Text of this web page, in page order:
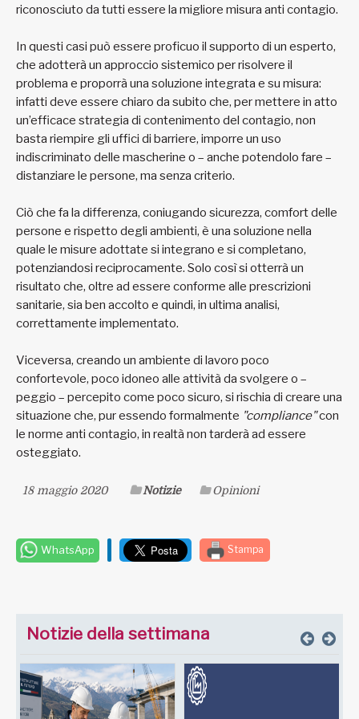
riconosciuto da tutti essere la migliore misura anti contagio.
In questi casi può essere proficuo il supporto di un esperto,
che adotterà un approccio sistemico per risolvere il
problema e proporrà una soluzione integrata e su misura:
infatti deve essere chiaro da subito che, per mettere in atto
un’efficace strategia di contenimento del contagio, non
basta riempire gli uffici di barriere, imporre un uso
indiscriminato delle mascherine o – anche potendolo fare –
distanziare le persone, ma senza criterio.
Ciò che fa la differenza, coniugando sicurezza, comfort delle
persone e rispetto degli ambienti, è una soluzione nella
quale le misure adottate si integrano e si completano,
potenziandosi reciprocamente. Solo così si otterrà un
risultato che, oltre ad essere conforme alle prescrizioni
sanitarie, sia ben accolto e quindi, in ultima analisi,
correttamente implementato.
Viceversa, creando un ambiente di lavoro poco
confortevole, poco idoneo alle attività da svolgere o –
peggio – percepito come poco sicuro, si rischia di creare una
situazione che, pur essendo formalmente "compliance"con
le norme anti contagio, in realtà non tarderà ad essere
osteggiato.
18 maggio 2020 Notizie Opinioni
WhatsApp Stampa
Notizie della settimana